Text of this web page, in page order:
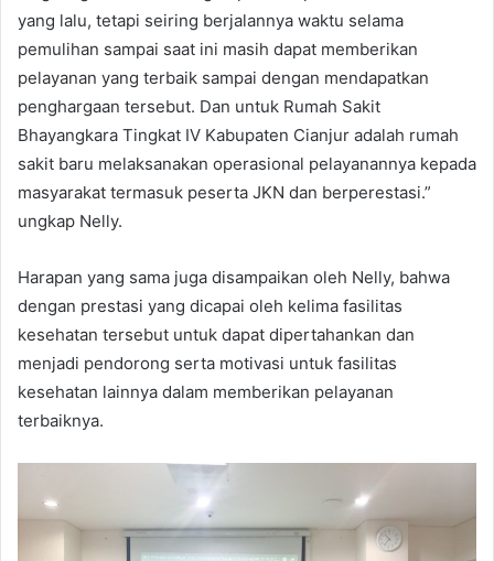
yang lalu, tetapi seiring berjalannya waktu selama
pemulihan sampai saat ini masih dapat memberikan
pelayanan yang terbaik sampai dengan mendapatkan
penghargaan tersebut. Dan untuk Rumah Sakit
Bhayangkara Tingkat IV Kabupaten Cianjur adalah rumah
sakit baru melaksanakan operasional pelayanannya kepada
masyarakat termasuk peserta JKN dan berperestasi.”
ungkap Nelly.
Harapan yang sama juga disampaikan oleh Nelly, bahwa
dengan prestasi yang dicapai oleh kelima fasilitas
kesehatan tersebut untuk dapat dipertahankan dan
menjadi pendorong serta motivasi untuk fasilitas
kesehatan lainnya dalam memberikan pelayanan
terbaiknya.